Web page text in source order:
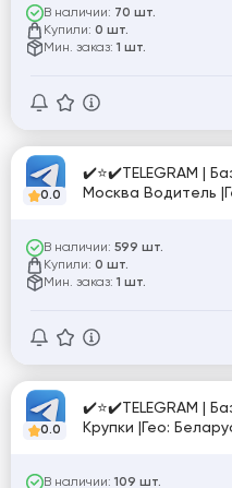
В наличии: 70 шт.
Купили: 0 шт.
Мин. заказ: 1 шт.
0.0
✔️⭐✔️TELEGRAM |
Москва Водитель
В наличии: 599 шт.
Купили: 0 шт.
Мин. заказ: 1 шт.
0.0
✔️⭐✔️TELEGRAM |
Крупки |Гео:
В наличии: 109 шт.